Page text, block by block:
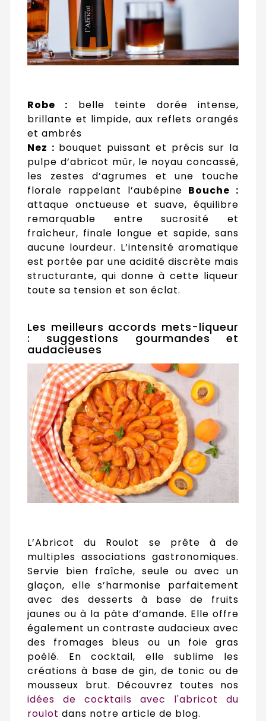
Robe : belle teinte dorée intense,
brillante et limpide, aux reflets orangés
et ambrés
Nez : bouquet puissant et précis sur la
pulpe d’abricot mûr, le noyau concassé,
les zestes d’agrumes et une touche
florale rappelant l’aubépine Bouche :
attaque onctueuse et suave, équilibre
remarquable entre sucrosité et
fraîcheur, finale longue et sapide, sans
aucune lourdeur. L’intensité aromatique
est portée par une acidité discrète mais
structurante, qui donne à cette liqueur
toute sa tension et son éclat.
Les meilleurs accords mets-liqueur
: suggestions gourmandes et
audacieuses
L’Abricot du Roulot se prête à de
multiples associations gastronomiques.
Servie bien fraîche, seule ou avec un
glaçon, elle s’harmonise parfaitement
avec des desserts à base de fruits
jaunes ou à la pâte d’amande. Elle offre
également un contraste audacieux avec
des fromages bleus ou un foie gras
poêlé. En cocktail, elle sublime les
créations à base de gin, de tonic ou de
mousseux brut. Découvrez toutes nos
idées de cocktails avec l'abricot du
roulot dans notre article de blog.